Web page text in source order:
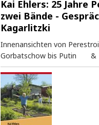
Kai Ehlers: 25 Jahre
zwei Bände -
Kagarlitzki
Innenansichten von
Gorbatschow bis Putin &